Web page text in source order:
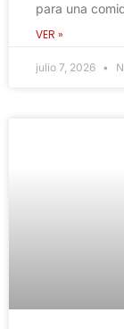
para una
VER »
julio 7, 2026